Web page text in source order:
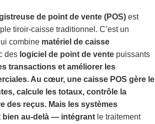
de point de vente (POS) est
tiroir-caisse traditionnel. C’est un
combine matériel de caisse
des logiciel de point de vente puissants
transactions et améliorer les
Au cœur, une caisse POS gère le
calcule les totaux, contrôle la
des reçus. Mais les systèmes
bien au-delà — intégrant le traitement